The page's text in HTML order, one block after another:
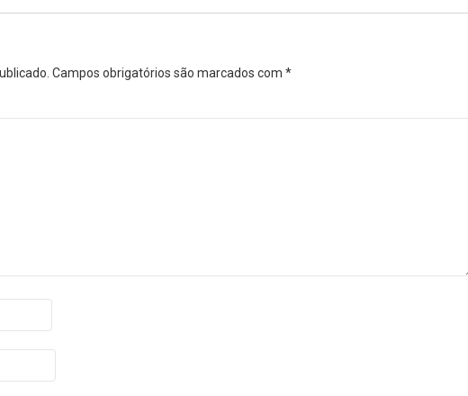
Campos obrigatórios são marcados com *